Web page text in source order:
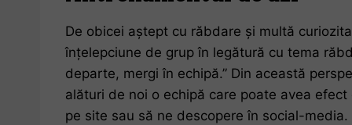
De obicei aștept cu răbdare și multă
înțelepciune de grup în legătură cu tema
departe, mergi în echipă.” Din această
alături de noi o echipă care poate avea
pe site sau să ne descopere în social-media.